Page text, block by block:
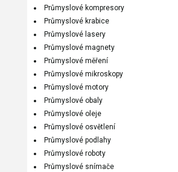
Průmyslové kompresory
Průmyslové krabice
Průmyslové lasery
Průmyslové magnety
Průmyslové měření
Průmyslové mikroskopy
Průmyslové motory
Průmyslové obaly
Průmyslové oleje
Průmyslové osvětlení
Průmyslové podlahy
Průmyslové roboty
Průmyslové snímače